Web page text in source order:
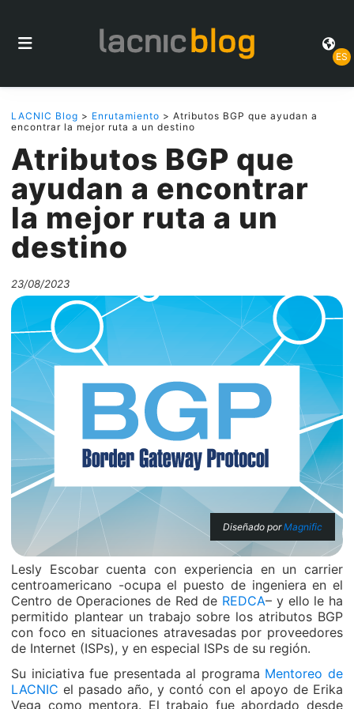
ES
LACNIC Blog > Enrutamiento > Atributos BGP que ayudan a
encontrar la mejor ruta a un destino
Atributos BGP que
ayudan a encontrar
la mejor ruta a un
destino
23/08/2023
Diseñado porMagnific
Lesly Escobar cuenta con experiencia en un carrier
centroamericano -ocupa el puesto de ingeniera en el
Centro de Operaciones de Red de REDCA– y ello le ha
permitido plantear un trabajo sobre los atributos BGP
con foco en situaciones atravesadas por proveedores
de Internet (ISPs), y en especial ISPs de su región.
Su iniciativa fue presentada al programa Mentoreo de
LACNIC el pasado año, y contó con el apoyo de Erika
Vega como mentora. El trabajo fue abordado desde